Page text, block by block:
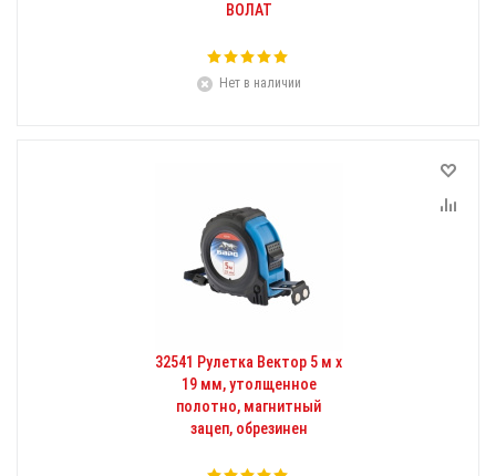
ВОЛАТ
Нет в наличии
32541 Рулетка Вектор 5 м х
19 мм, утолщенное
полотно, магнитный
зацеп, обрезинен